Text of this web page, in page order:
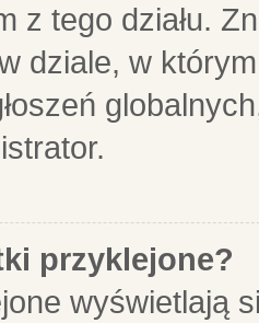
z tego działu.
dziale, w
przyklejone?
wyświetlają